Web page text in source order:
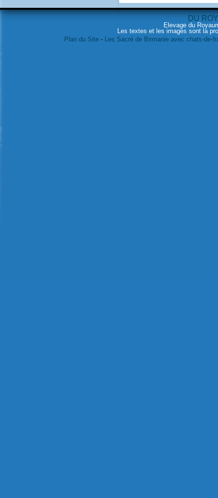
DU
Elevage du
Les textes et les images sont la
Plan du Site- Les Sacré de Birmanie avec chats-de-